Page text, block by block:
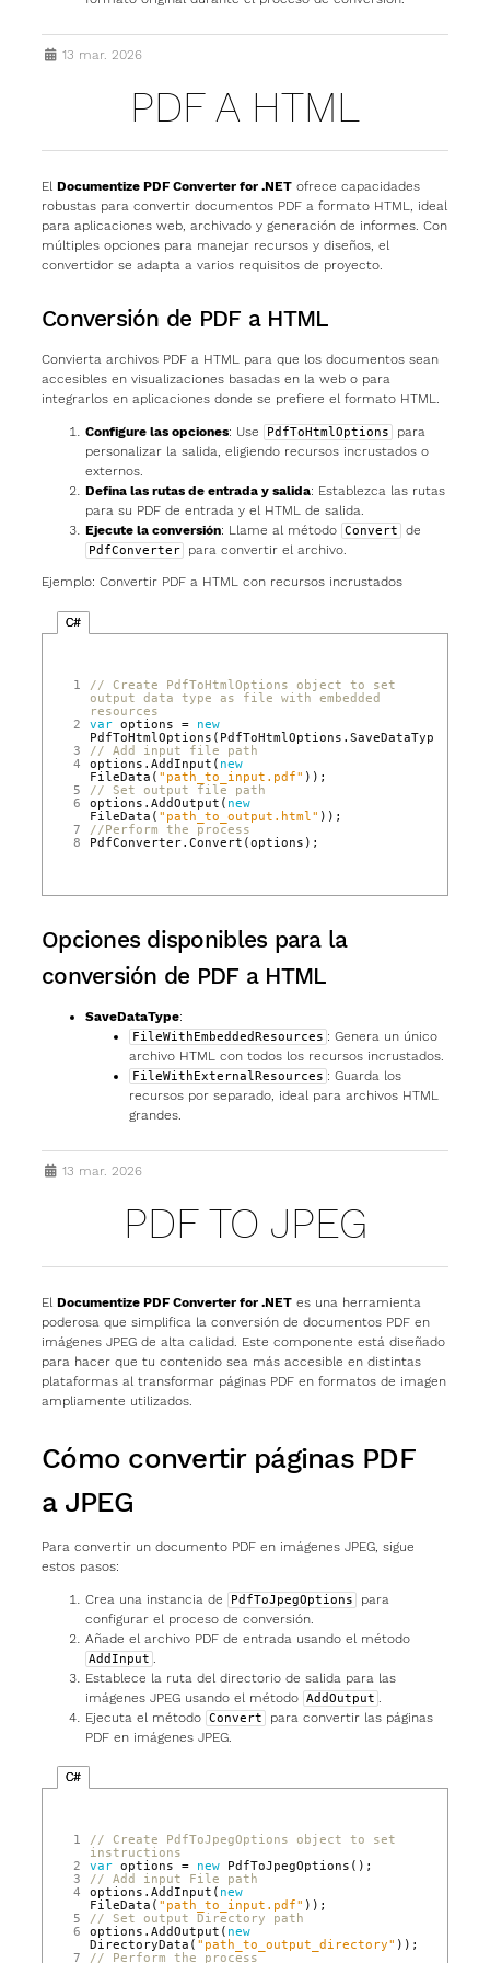
13 mar. 2026
PDF A HTML
El Documentize PDF Converter for .NETofrece capacidades
robustas para convertir documentos PDF a formato HTML, ideal
para aplicaciones web, archivado y generación de informes. Con
múltiples opciones para manejar recursos y diseños, el
convertidor se adapta a varios requisitos de proyecto.
Conversión de PDF a HTML
Convierta archivos PDF a HTML para que los documentos sean
accesibles en visualizaciones basadas en la web o para
integrarlos en aplicaciones donde se prefiere el formato HTML.
Configure las opciones: Use PdfToHtmlOptions
para
personalizar la salida, eligiendo recursos incrustados o
externos.
Defina las rutas de entrada y salida: Establezca las rutas
para su PDF de entrada y el HTML de salida.
Ejecute la conversión: Llame al método Convert de
PdfConverter para convertir el archivo.
Ejemplo: Convertir PDF a HTML con recursos incrustados
C#
1
// Create PdfToHtmlOptions object to set
output data type as file with embedded
resources
2
var options =
new
PdfToHtmlOptions ( PdfToHtmlOptions .SaveDataType
3
// Add input file path
4
options .AddInput ( new
FileData ( "path_to_input.pdf" ));
5
// Set output file path
6
options .AddOutput ( new
FileData ( "path_to_output.html" ));
7
//Perform the process
8
PdfConverter.Convert (options );
Opciones disponibles para la
conversión de PDF a HTML
SaveDataType:
FileWithEmbeddedResources : Genera un único
archivo HTML con todos los recursos incrustados.
FileWithExternalResources : Guarda los
recursos por separado, ideal para archivos HTML
grandes.
13 mar. 2026
PDF TO JPEG
El Documentize PDF Converter for .NETes una herramienta
poderosa que simplifica la conversión de documentos PDF en
imágenes JPEG de alta calidad. Este componente está diseñado
para hacer que tu contenido sea más accesible en distintas
plataformas al transformar páginas PDF en formatos de imagen
ampliamente utilizados.
Cómo convertir páginas PDF
a JPEG
Para convertir un documento PDF en imágenes JPEG, sigue
estos pasos:
Crea una instancia de PdfToJpegOptions
para
configurar el proceso de conversión.
Añade el archivo PDF de entrada usando el método
AddInput
Establece la ruta del directorio de salida para las
imágenes JPEG usando el método AddOutput
Ejecuta el método Convert
para convertir las páginas
PDF en imágenes JPEG.
C#
1
// Create PdfToJpegOptions object to set
instructions
2
var options = new PdfToJpegOptions ();
3
// Add input File path
4
options .AddInput ( new
FileData ( "path_to_input.pdf" ));
5
// Set output Directory path
6
options .AddOutput ( new
DirectoryData ( "path_to_output_directory" ));
7
// Perform the process